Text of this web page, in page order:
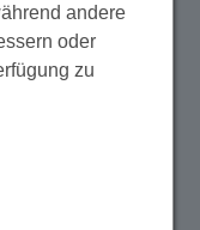
andere
oder
zu